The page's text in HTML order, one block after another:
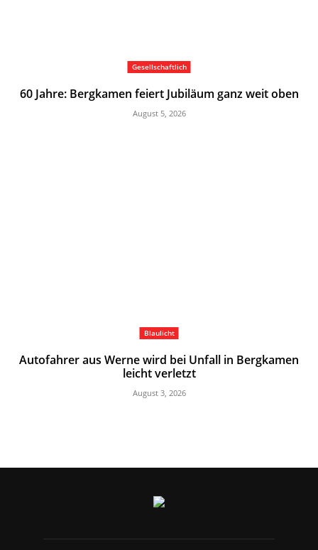
Gesellschaftlich
60 Jahre: Bergkamen feiert Jubiläum ganz weit oben
August 5, 2026
Blaulicht
Autofahrer aus Werne wird bei Unfall in Bergkamen
leicht verletzt
August 3, 2026